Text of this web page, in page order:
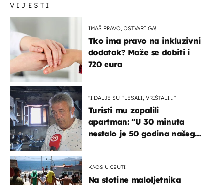
VIJESTI
IMAŠ PRAVO, OSTVARI GA!
Tko ima pravo na inkluzivni
dodatak? Može se dobiti i
720 eura
"I DALJE SU PLESALI, VRIŠTALI..."
Turisti mu zapalili
apartman: "U 30 minuta
nestalo je 50 godina našeg
KAOS U CEUTI
Na stotine maloljetnika